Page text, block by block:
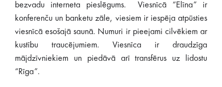
bezvadu interneta pieslēgums. Viesnīcā “Elīna” ir
konferenču un banketu zāle, viesiem ir iespēja atpūsties
viesnīcā esošajā saunā. Numuri ir pieejami cilvēkiem ar
kustību traucējumiem. Viesnīca ir draudzīga
mājdzīvniekiem un piedāvā arī transfērus uz lidostu
“Rīga”.